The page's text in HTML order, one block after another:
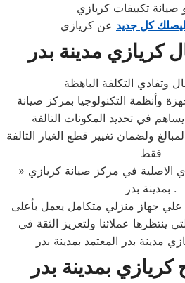
صيانة تكييفات كريازي
كل جديد عن كريازي
كريازي مدينة بدر
وتفادي التكلفة الباهظة
وأنظمة التكنولوجيا بمركز صيانة
في تحديد المكونات التالفة
ولضمان تغيير قطع الغيار التالفة
فقط
» توافر قطع غيار كريازي الاصلية في مركز صيانة كريازي
بمدينة بدر .
علي جهاز منزلي متكامل يعمل بأعلى
ينتظرها عملائنا ولتعزيز الثقة في
بمدينة بدر